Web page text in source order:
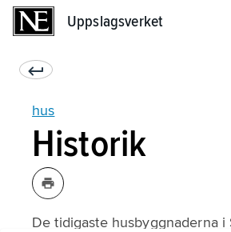
Uppslagsverket
hus
Historik
De tidigaste husbyggnaderna i